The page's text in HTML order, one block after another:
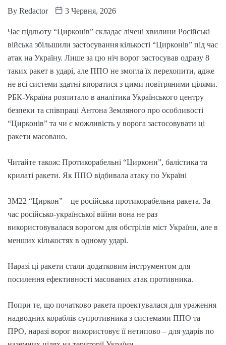
By Redactor 3 Червня, 2026
Час підльоту “Цирконів” складає лічені хвилини Російські
війська збільшили застосування кількості “Цирконів” під час
атак на Україну. Лише за цю ніч ворог застосував одразу 8
таких ракет в ударі, але ППО не змогла їх перехопити, адже
не всі системи здатні впоратися з цими повітряними цілями.
РБК-Україна розпитало в аналітика Українського центру
безпеки та співпраці Антона Земляного про особливості
“Цирконів” та чи є можливість у ворога застосовувати ці
ракети масовано.
Читайте також: Протикорабельні “Циркони”, балістика та
крилаті ракети. Як ППО відбивала атаку по Україні
3М22 “Циркон” – це російська протикорабельна ракета. За
час російсько-української війни вона не раз
використовувалася ворогом для обстрілів міст України, але в
менших кількостях в одному ударі.
Наразі ці ракети стали додатковим інструментом для
посилення ефективності масованих атак противника.
Попри те, що початково ракета проектувалася для ураження
надводних кораблів супротивника з системами ППО та
ПРО, наразі ворог використовує її нетипово – для ударів по